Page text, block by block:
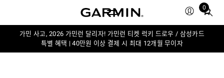
0
Total
in
가민 사고, 2026 가민런 달리자! 가민런 티켓 럭키 드로우 / 삼성카드
특별 혜택 | 40만원 이상 결제 시 최대 12개월 무이자